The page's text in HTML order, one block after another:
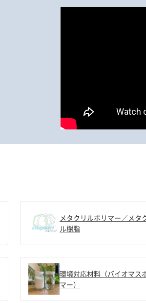
メタクリルポリマー／メタ
ル樹脂
環境対応材料（バイオマス
マー）